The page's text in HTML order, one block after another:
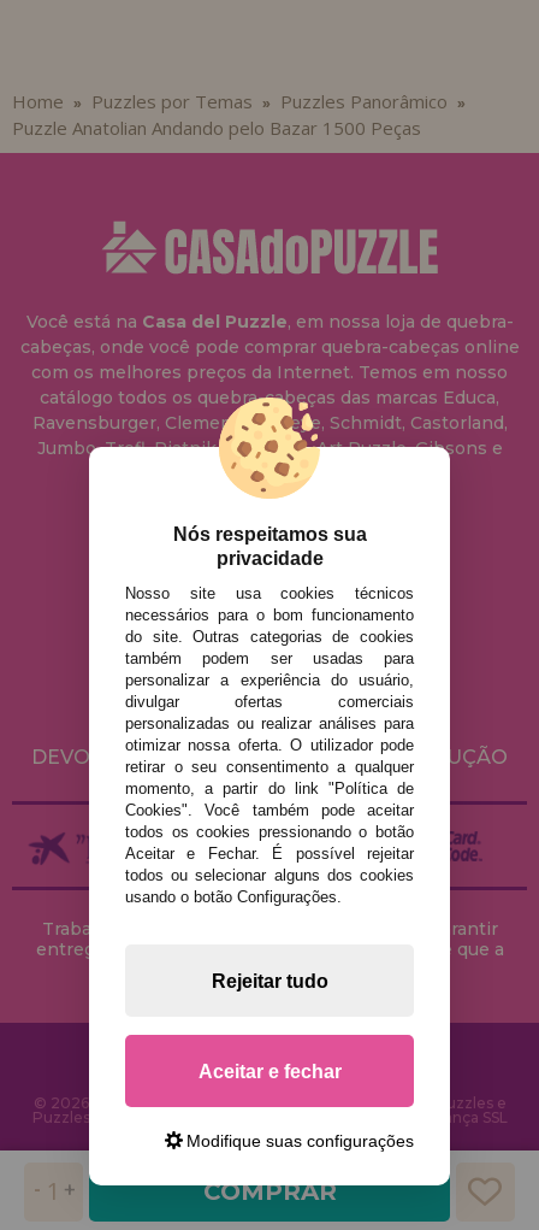
COMPRAR
Home » Puzzles por Temas » Puzzles Panorâmico »
Puzzle Anatolian Andando pelo Bazar 1500 Peças
Você está na Casa del Puzzle, em nossa loja de quebra-
cabeças, onde você pode comprar quebra-cabeças online
com os melhores preços da Internet. Temos em nosso
catálogo todos os quebra-cabeças das marcas Educa,
Ravensburger, Clementoni, Heye, Schmidt, Castorland,
Jumbo, Trefl, Piatnik, Anatolian, Art Puzzle, Gibsons e
muito mais.
info@casadopuzzle.pt
AVISO LEGAL
POLÍTICA DE PRIVACIDADE
POLÍTICA DE COOKIES
ENVIO E DEVOLUÇÕES
DEVOLUÇÕES / DIREITO DE LIVRE RESOLUÇÃO
Trabalhamos com stocks permanentes para garantir
entregas rápidas no território peninsular, desde que a
encomenda seja feita até às 18h00.
© 2026 CasaDoPuzzle.com - Loja Online para comprar Puzzles e
Puzzles na Internet. Entrega rápida em 24 horas e segurança SSL
Nós respeitamos sua
privacidade
Nosso site usa cookies técnicos
necessários para o bom funcionamento
do site. Outras categorias de cookies
também podem ser usadas para
personalizar a experiência do usuário,
divulgar ofertas comerciais
personalizadas ou realizar análises para
otimizar nossa oferta. O utilizador pode
retirar o seu consentimento a qualquer
momento, a partir do link "Política de
Cookies". Você também pode aceitar
todos os cookies pressionando o botão
Aceitar e Fechar. É possível rejeitar
todos ou selecionar alguns dos cookies
usando o botão Configurações.
Rejeitar tudo
Aceitar e fechar
Modifique suas configurações